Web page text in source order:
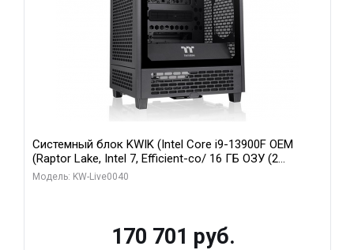
Системный блок KWIK (Intel Core i9-13900F OEM
(Raptor Lake, Intel 7, Efficient-co/ 16 ГБ ОЗУ (2
модуля)/ Gigabyte RTX5070 GAMING OC 12GB GDDR7
Модель: KW-Live0040
170 701 руб.